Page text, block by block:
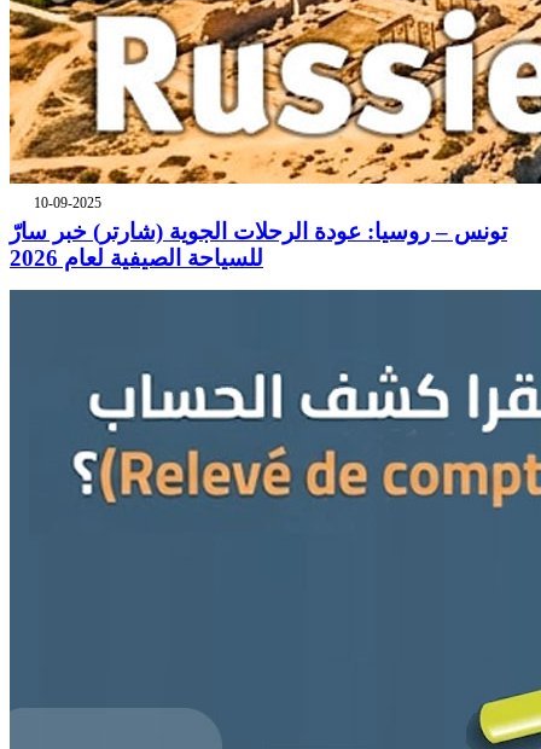
10-09-2025
تونس – روسيا: عودة الرحلات الجوية (شارتر) خبر سارّ
للسياحة الصيفية لعام 2026